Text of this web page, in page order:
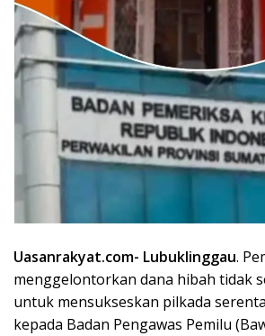
Uasanrakyat.com- Lubuklinggau.
menggelontorkan dana hibah tidak
untuk mensukseskan pilkada
kepada Badan Pengawas Pemilu